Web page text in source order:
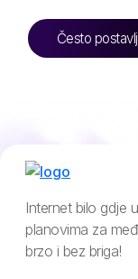
Često
Internet bilo gdje
planovima za
brzo i bez briga!